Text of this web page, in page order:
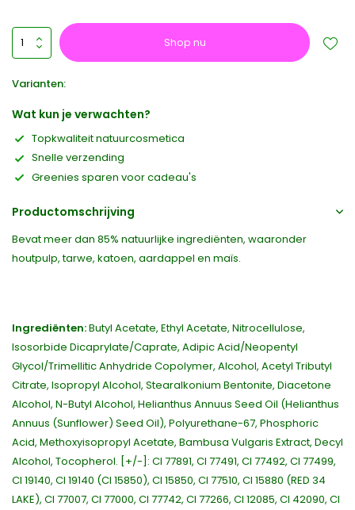
Shop nu
Varianten:
Wat kun je verwachten?
Topkwaliteit natuurcosmetica
Snelle verzending
Greenies sparen voor cadeau's
Productomschrijving
Bevat meer dan 85% natuurlijke ingrediënten, waaronder
houtpulp, tarwe, katoen, aardappel en maïs.
Ingrediënten:Butyl Acetate, Ethyl Acetate, Nitrocellulose,
Isosorbide Dicaprylate/Caprate, Adipic Acid/Neopentyl
Glycol/Trimellitic Anhydride Copolymer, Alcohol, Acetyl Tributyl
Citrate, Isopropyl Alcohol, Stearalkonium Bentonite, Diacetone
Alcohol, N-Butyl Alcohol, Helianthus Annuus Seed Oil (Helianthus
Annuus (Sunflower) Seed Oil), Polyurethane-67, Phosphoric
Acid, Methoxyisopropyl Acetate, Bambusa Vulgaris Extract, Decyl
Alcohol, Tocopherol. [+/-]: CI 77891, CI 77491, CI 77492, CI 77499,
CI 19140, CI 19140 (CI 15850), CI 15850, CI 77510, CI 15880 (RED 34
LAKE), CI 77007, CI 77000, CI 77742, CI 77266, CI 12085, CI 42090, CI